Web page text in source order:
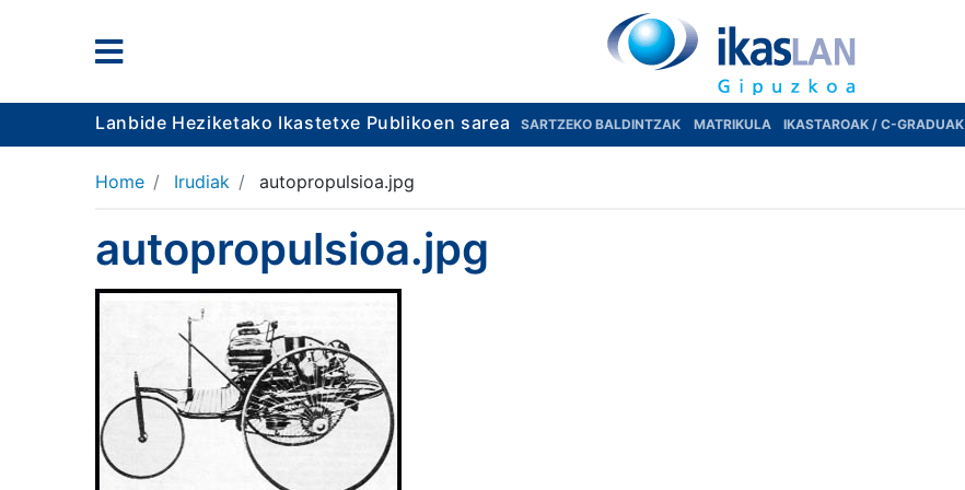
Lanbide Heziketako Ikastetxe Publikoen sarea SARTZEKO BALDINTZAK MATRIKULA IKASTAROAK / C-GRADUAK
Home Irudiak autopropulsioa.jpg
autopropulsioa.jpg